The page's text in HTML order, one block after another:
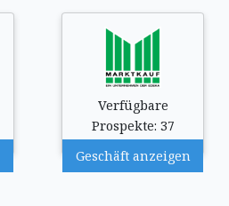
Verfügbare
Prospekte: 37
Geschäft anzeigen